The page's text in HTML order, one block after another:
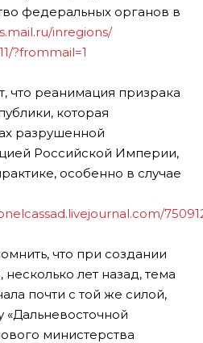
федеральных органов в
inregions/
?frommail=1
что реанимация призрака
которая
разрушенной
Российской Империи,
особенно в случае
что при создании
лет назад, тема
почти с той же силой,
«Дальневосточной
министерства